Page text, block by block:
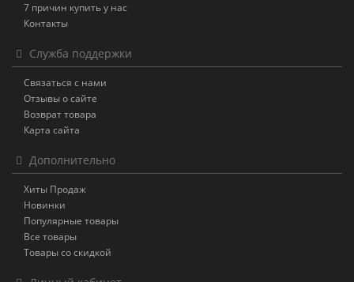
7 причин купить у нас
Контакты
Служба поддержки
Связаться с нами
Отзывы о сайте
Возврат товара
Карта сайта
Дополнительно
Хиты Продаж
Новинки
Популярные товары
Все товары
Товары со скидкой